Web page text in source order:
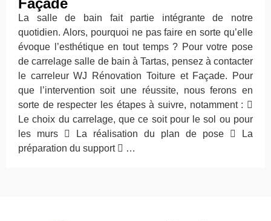
Façade
La salle de bain fait partie intégrante de notre
quotidien. Alors, pourquoi ne pas faire en sorte qu’elle
évoque l’esthétique en tout temps ? Pour votre pose
de carrelage salle de bain à Tartas, pensez à contacter
le carreleur WJ Rénovation Toiture et Façade. Pour
que l’intervention soit une réussite, nous ferons en
sorte de respecter les étapes à suivre, notamment : 
Le choix du carrelage, que ce soit pour le sol ou pour
les murs  La réalisation du plan de pose  La
préparation du support  …